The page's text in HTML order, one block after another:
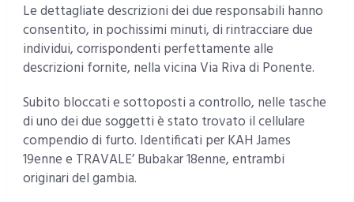
Le dettagliate descrizioni dei due responsabili hanno
consentito, in pochissimi minuti, di rintracciare due
individui, corrispondenti perfettamente alle
descrizioni fornite, nella vicina Via Riva di Ponente.
Subito bloccati e sottoposti a controllo, nelle tasche
di uno dei due soggetti è stato trovato il cellulare
compendio di furto. Identificati per KAH James
19enne e TRAVALE’ Bubakar 18enne, entrambi
originari del gambia.